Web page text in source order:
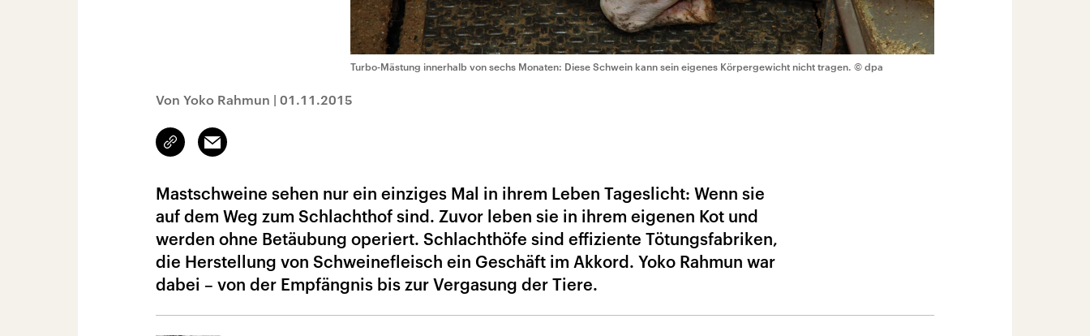
Turbo-Mästung innerhalb von sechs Monaten: Diese Schwein kann sein eigenes Körpergewicht nicht tragen. © dpa
Von Yoko Rahmun | 01.11.2015
Link
kopieren/teilen
Email
Mastschweine sehen nur ein einziges Mal in ihrem Leben Tageslicht: Wenn sie
auf dem Weg zum Schlachthof sind. Zuvor leben sie in ihrem eigenen Kot und
werden ohne Betäubung operiert. Schlachthöfe sind effiziente Tötungsfabriken,
die Herstellung von Schweinefleisch ein Geschäft im Akkord. Yoko Rahmun war
dabei – von der Empfängnis bis zur Vergasung der Tiere.